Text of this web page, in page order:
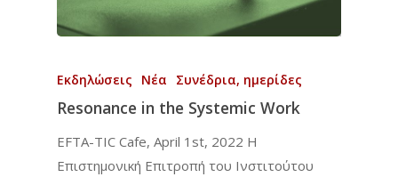
Εκδηλώσεις Νέα Συνέδρια, ημερίδες
Resonance in the Systemic Work
EFTA-TIC Cafe, April 1st, 2022 H
Επιστημονική Επιτροπή του Ινστιτούτου
Αρχική
To Ινστιτούτο
Το Ινστιτούτο
Επιστημονική
Εκπαίδευση
Τετραετές Πρόγραμμα
Νέα